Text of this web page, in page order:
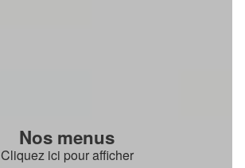
Nos menus
Cliquez ici pour afficher